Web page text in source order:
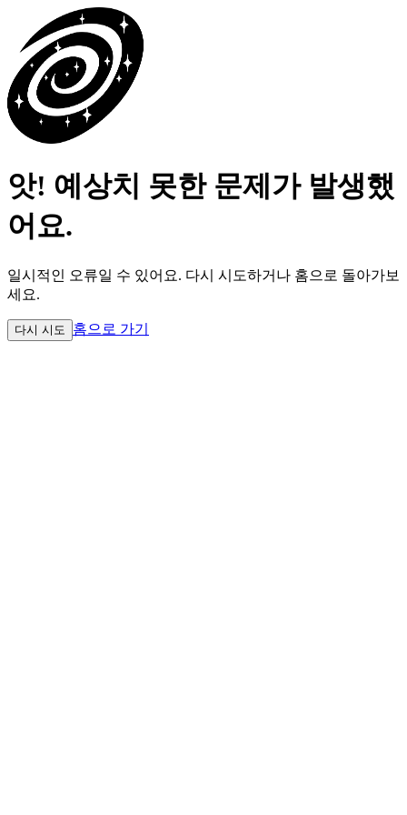
앗! 예상치 못한 문제가 발생했
어요.
일시적인 오류일 수 있어요. 다시 시도하거나 홈으로 돌아가보
세요.
다시 시도 홈으로 가기